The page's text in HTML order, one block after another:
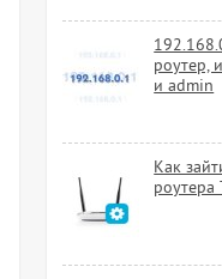
роутер,
и admin
Как
роутера